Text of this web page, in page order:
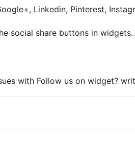
Linkedin, Pinterest,
social share buttons in widgets.
with Follow us on widget?